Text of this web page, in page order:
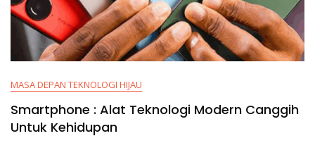
MASA DEPAN TEKNOLOGI HIJAU
Smartphone : Alat Teknologi Modern Canggih
Untuk Kehidupan